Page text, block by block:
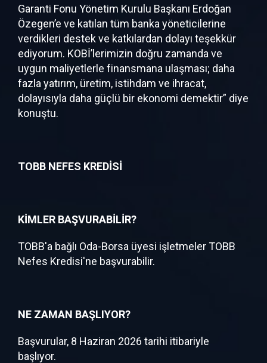
Garanti Fonu Yönetim Kurulu Başkanı Erdoğan
Özegen’e ve katılan tüm banka yöneticilerine
verdikleri destek ve katkılardan dolayı teşekkür
ediyorum. KOBİ’lerimizin doğru zamanda ve
uygun maliyetlerle finansmana ulaşması; daha
fazla yatırım, üretim, istihdam ve ihracat,
dolayısıyla daha güçlü bir ekonomi demektir” diye
konuştu.
TOBB NEFES KREDİSİ
KİMLER BAŞVURABİLİR?
TOBB'a bağlı Oda-Borsa üyesi işletmeler TOBB
Nefes Kredisi'ne başvurabilir.
NE ZAMAN BAŞLIYOR?
Başvurular, 8 Haziran 2026 tarihi itibariyle
başlıyor.